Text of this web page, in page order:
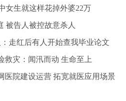
女生就这样花掉外婆22万
被告人被控故意杀人
走红后有人开始查我毕业论文
救灾：闻汛而动 生命至上
医院建设运营 拓宽就医应用场景